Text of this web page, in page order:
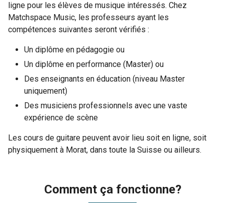
ligne pour les élèves de musique intéressés. Chez
Matchspace Music, les professeurs ayant les
compétences suivantes seront vérifiés :
Un diplôme en pédagogie ou
Un diplôme en performance (Master) ou
Des enseignants en éducation (niveau Master
uniquement)
Des musiciens professionnels avec une vaste
expérience de scène
Les cours de guitare peuvent avoir lieu soit en ligne, soit
physiquement à Morat, dans toute la Suisse ou ailleurs.
Comment ça fonctionne?